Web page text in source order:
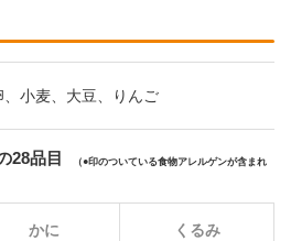
、小麦、大豆、りんご
28品目 （ 印のついている食物アレルゲンが含まれ
かに くるみ